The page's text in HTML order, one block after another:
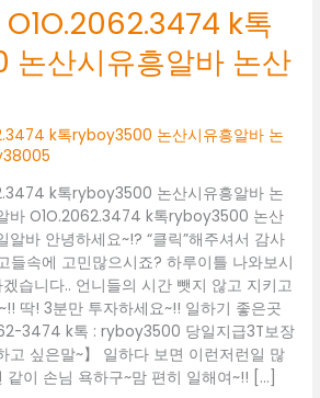
k톡
산시유흥알바 논산
k톡ryboy3500 논산시유흥알바 논
k톡ryboy3500 논산시유흥알바 논
바 O1O.2062.3474 k톡ryboy3500 논산
알바 안녕하세요~!? “클릭”해주셔서 감사
들속에 고민많으시죠? 하루이틀 나와보시
습니다.. 언니들의 시간 뺏지 않고 지키고
딱! 3분만 투자하세요~!! 일하기 좋은곳
3474 k톡 : ryboy3500 당일지급3T보장
고 싶은말~】 일하다 보면 이런저런일 많
같이 손님 욕하구~맘 편히 일해여~!! […]